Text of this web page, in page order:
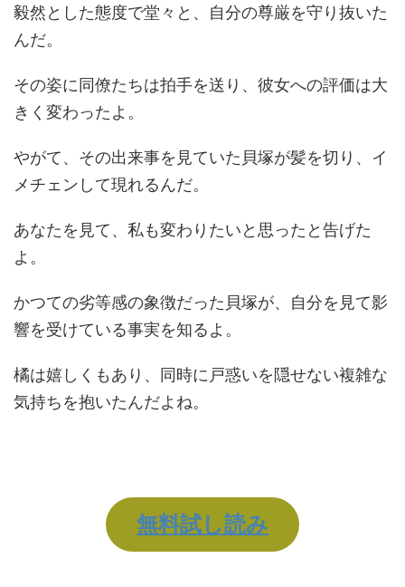
毅然とした態度で堂々と、自分の尊厳を守り抜いた
んだ。
その姿に同僚たちは拍手を送り、彼女への評価は大
きく変わったよ。
やがて、その出来事を見ていた貝塚が髪を切り、イ
メチェンして現れるんだ。
あなたを見て、私も変わりたいと思ったと告げた
よ。
かつての劣等感の象徴だった貝塚が、自分を見て影
響を受けている事実を知るよ。
橘は嬉しくもあり、同時に戸惑いを隠せない複雑な
気持ちを抱いたんだよね。
無料試し読み